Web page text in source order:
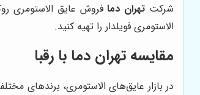
شرکت تهران دمافروش عایق الاستومری
الاستومری فویلدار را تهیه کنید.
مقایسه تهران دما با رقبا
در بازار عایق‌های الاستومری، برندهای